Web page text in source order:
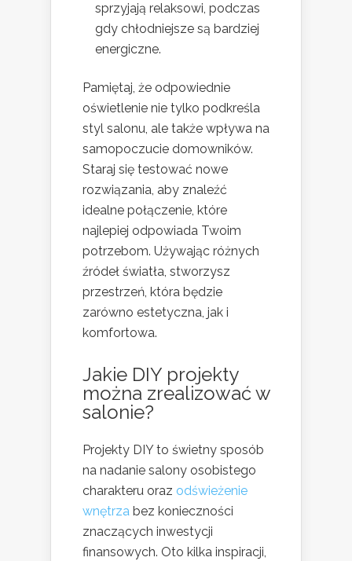
sprzyjają relaksowi, podczas
gdy chłodniejsze są bardziej
energiczne.
Pamiętaj, że odpowiednie
oświetlenie nie tylko podkreśla
styl salonu, ale także wpływa na
samopoczucie domowników.
Staraj się testować nowe
rozwiązania, aby znaleźć
idealne połączenie, które
najlepiej odpowiada Twoim
potrzebom. Używając różnych
źródeł światła, stworzysz
przestrzeń, która będzie
zarówno estetyczna, jak i
komfortowa.
Jakie DIY projekty
można zrealizować w
salonie?
Projekty DIY to świetny sposób
na nadanie salony osobistego
charakteru oraz odświeżenie
wnętrza bez konieczności
znaczących inwestycji
finansowych. Oto kilka inspiracji,